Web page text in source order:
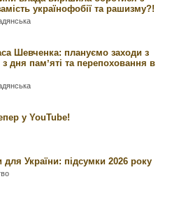
українофобії та рашизму?!
Шевченка: плануємо заходи з
дня памʼяті та перепоховання в
у YouTube!
України: підсумки 2026 року